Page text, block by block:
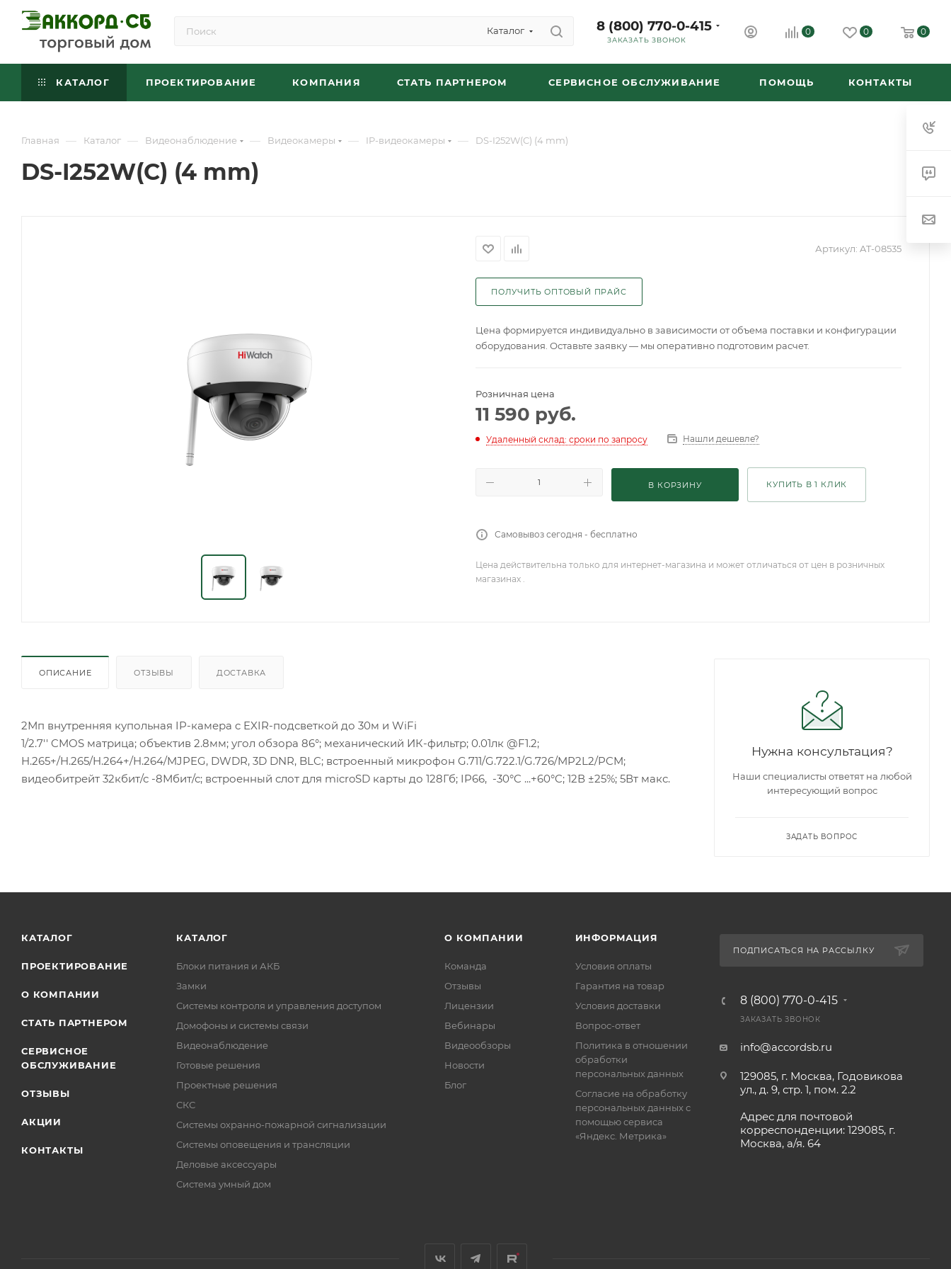
Каталог 8 (800) 770-0-415
ЗАКАЗАТЬ ЗВОНОК
0 0 0
КАТАЛОГ ПРОЕКТИРОВАНИЕ КОМПАНИЯ СТАТЬ ПАРТНЕРОМ СЕРВИСНОЕ ОБСЛУЖИВАНИЕ ПОМОЩЬ КОНТАКТЫ
Главная — Каталог — Видеонаблюдение — Видеокамеры — IP-видеокамеры — DS-I252W(C) (4 mm)
DS-I252W(C) (4 mm)
Артикул: AT-08535
ПОЛУЧИТЬ ОПТОВЫЙ ПРАЙС
Цена формируется индивидуально в зависимости от объема поставки и конфигурации
оборудования. Оставьте заявку — мы оперативно подготовим расчет.
Розничная цена
11 590 руб.
Удаленный склад: сроки по запросу Нашли дешевле?
В КОРЗИНУ КУПИТЬ В 1 КЛИК
Самовывоз сегодня - бесплатно
Цена действительна только для интернет-магазина и может отличаться от цен в розничных
магазинах .
ОПИСАНИЕ ОТЗЫВЫ ДОСТАВКА
2Мп внутренняя купольная IP-камера c EXIR-подсветкой до 30м и WiFi
1/2.7'' CMOS матрица; объектив 2.8мм; угол обзора 86°; механический ИК-фильтр; 0.01лк @F1.2;
H.265+/H.265/H.264+/H.264/MJPEG, DWDR, 3D DNR, BLC; встроенный микрофон G.711/G.722.1/G.726/MP2L2/PCM;
видеобитрейт 32кбит/с -8Мбит/с; встроенный слот для microSD карты до 128Гб; IP66, -30°C ...+60°C; 12В ±25%; 5Вт макс.
Нужна консультация?
Наши специалисты ответят на любой
интересующий вопрос
ЗАДАТЬ ВОПРОС
КАТАЛОГ
ПРОЕКТИРОВАНИЕ
О КОМПАНИИ
СТАТЬ ПАРТНЕРОМ
СЕРВИСНОЕ
ОБСЛУЖИВАНИЕ
ОТЗЫВЫ
АКЦИИ
КОНТАКТЫ
КАТАЛОГ
Блоки питания и АКБ
Замки
Системы контроля и управления доступом
Домофоны и системы связи
Видеонаблюдение
Готовые решения
Проектные решения
СКС
Системы охранно-пожарной сигнализации
Системы оповещения и трансляции
Деловые аксессуары
Система умный дом
О КОМПАНИИ
Команда
Отзывы
Лицензии
Вебинары
Видеообзоры
Новости
Блог
ИНФОРМАЦИЯ
Условия оплаты
Гарантия на товар
Условия доставки
Вопрос-ответ
Политика в отношении
обработки
персональных данных
Согласие на обработку
персональных данных с
помощью сервиса
«Яндекс. Метрика»
ПОДПИСАТЬСЯ НА РАССЫЛКУ
8 (800) 770-0-415
ЗАКАЗАТЬ ЗВОНОК
info@accordsb.ru
129085, г. Москва, Годовикова
ул., д. 9, стр. 1, пом. 2.2
Адрес для почтовой
корреспонденции: 129085, г.
Москва, а/я. 64